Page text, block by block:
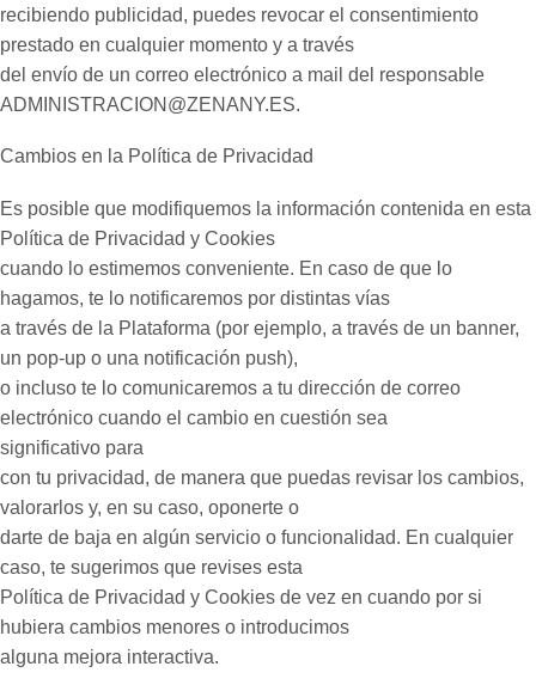
recibiendo publicidad, puedes revocar el consentimiento
prestado en cualquier momento y a través
del envío de un correo electrónico a mail del responsable
ADMINISTRACION@ZENANY.ES.
Cambios en la Política de Privacidad
Es posible que modifiquemos la información contenida en esta
Política de Privacidad y Cookies
cuando lo estimemos conveniente. En caso de que lo
hagamos, te lo notificaremos por distintas vías
a través de la Plataforma (por ejemplo, a través de un banner,
un pop-up o una notificación push),
o incluso te lo comunicaremos a tu dirección de correo
electrónico cuando el cambio en cuestión sea
significativo para
con tu privacidad, de manera que puedas revisar los cambios,
valorarlos y, en su caso, oponerte o
darte de baja en algún servicio o funcionalidad. En cualquier
caso, te sugerimos que revises esta
Política de Privacidad y Cookies de vez en cuando por si
hubiera cambios menores o introducimos
alguna mejora interactiva.